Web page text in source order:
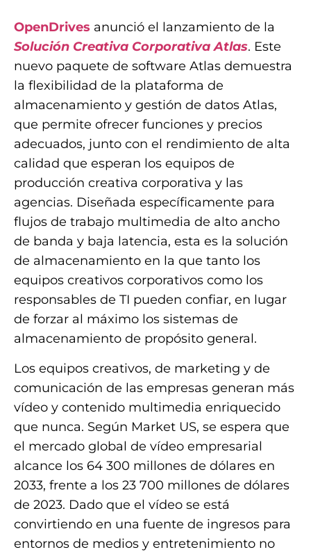
OpenDrives anunció el lanzamiento de la
Solución Creativa Corporativa Atlas. Este
nuevo paquete de software Atlas demuestra
la flexibilidad de la plataforma de
almacenamiento y gestión de datos Atlas,
que permite ofrecer funciones y precios
adecuados, junto con el rendimiento de alta
calidad que esperan los equipos de
producción creativa corporativa y las
agencias. Diseñada específicamente para
flujos de trabajo multimedia de alto ancho
de banda y baja latencia, esta es la solución
de almacenamiento en la que tanto los
equipos creativos corporativos como los
responsables de TI pueden confiar, en lugar
de forzar al máximo los sistemas de
almacenamiento de propósito general.
Los equipos creativos, de marketing y de
comunicación de las empresas generan más
vídeo y contenido multimedia enriquecido
que nunca. Según Market US, se espera que
el mercado global de vídeo empresarial
alcance los 64 300 millones de dólares en
2033, frente a los 23 700 millones de dólares
de 2023. Dado que el vídeo se está
convirtiendo en una fuente de ingresos para
entornos de medios y entretenimiento no